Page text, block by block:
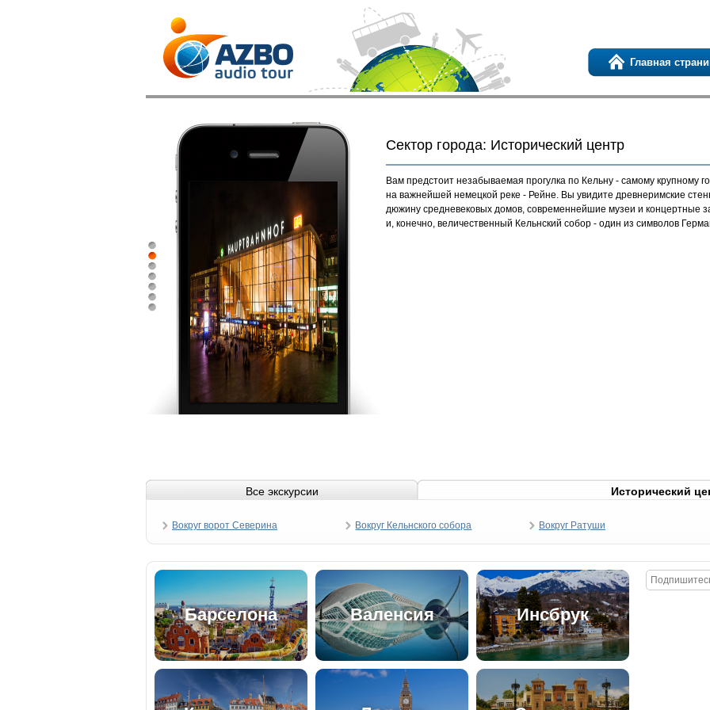
Главная
Сектор города: Исторический центр
Вам предстоит незабываемая прогулка по Кельну - самому крупному
на важнейшей немецкой реке - Рейне. Вы увидите древнеримские
дюжину средневековых домов, современнейшие музеи и концертные
и, конечно, величественный Кельнский собор - один из символов
Все экскурсии Исторический
Вокруг ворот Северина Вокруг Кельнского собора Вокруг Ратуши
Барселона Валенсия Инсбрук